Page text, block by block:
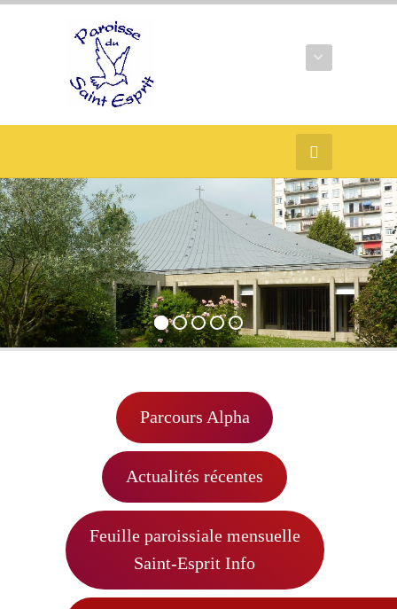
Parcours Alpha
Actualités récentes
Feuille paroissiale mensuelle
Saint-Esprit Info